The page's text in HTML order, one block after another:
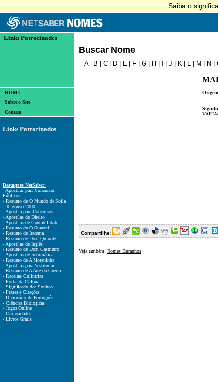
Links Patrocinados
HOME
Sobre o Site
Contato
Links Patrocinados
Destaques NetSaber:
- Apostilas para Concursos
Públicos
- Resumo de O Mundo de Sofia
- Telecurso 2000
- Apostila para Concursos
- Apostilas de Direito
- Apostilas de Contabilidade
- Resumo de O Guarani
- Resumo de Iracema
- Resumo de Dom Quixote
- Apostilas de Inglês
- Resumo de Dom Casmurro
- Apostilas de Informática
- Resumo de A Moreninha
- Apostilas para Vestibular
- Resumo de A Arte da Guerra
- Receitas Culinárias
- Portal da Cultura
- Significado dos Sonhos
- Frases e Citações
- Dicionário de Português
- Ciências Biológicas
- Jogos Online
- Curiosidades
- Livros Grátis
Buscar Nome
A| B C D E F G H J K L M N
Compartilhe:
Veja também: Nomes Estranhos